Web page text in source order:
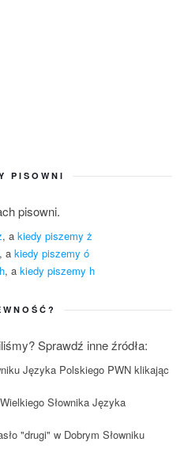
PISOWNI
pisowni.
, a kiedy piszemy ż
, a kiedy piszemy ó
, a kiedy piszemy h
Sprawdź inne źródła:
Języka Polskiego PWN klikając
Słownika Języka
"drugi" w Dobrym Słowniku